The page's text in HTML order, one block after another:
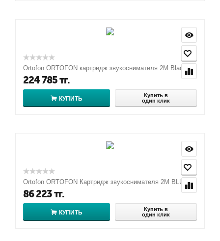
Ortofon ORTOFON картридж звукоснимателя 2М Black
224 785тг.
КУПИТЬ
Купить в
один клик
Ortofon ORTOFON Картридж звукоснимателя 2M BLUE
86 223тг.
КУПИТЬ
Купить в
один клик